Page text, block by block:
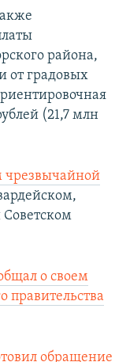
района,
от градовых
(21,7 млн
чрезвычайной
о своем
правительства
обращение